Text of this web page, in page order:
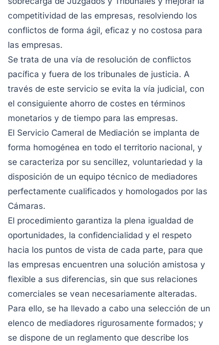
competitividad de las empresas, resolviendo los
conflictos de forma ágil, eficaz y no costosa para
las empresas.
Se trata de una vía de resolución de conflictos
pacífica y fuera de los tribunales de justicia. A
través de este servicio se evita la vía judicial, con
el consiguiente ahorro de costes en términos
monetarios y de tiempo para las empresas.
El Servicio Cameral de Mediación se implanta de
forma homogénea en todo el territorio nacional, y
se caracteriza por su sencillez, voluntariedad y la
disposición de un equipo técnico de mediadores
perfectamente cualificados y homologados por las
Cámaras.
El procedimiento garantiza la plena igualdad de
oportunidades, la confidencialidad y el respeto
hacia los puntos de vista de cada parte, para que
las empresas encuentren una solución amistosa y
flexible a sus diferencias, sin que sus relaciones
comerciales se vean necesariamente alteradas.
Para ello, se ha llevado a cabo una selección de un
elenco de mediadores rigurosamente formados; y
se dispone de un reglamento que describe los